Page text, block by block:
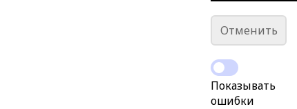
Отменить
Показывать
ошибки